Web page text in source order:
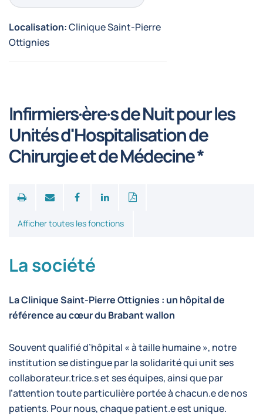
Localisation:Clinique Saint-Pierre
Ottignies
Infirmiers·ère·s de Nuit pour les
Unités d'Hospitalisation de
Chirurgie et de Médecine *
Print
Afficher toutes les fonctions
La société
La Clinique Saint-Pierre Ottignies : un hôpital de
référence au cœur du Brabant wallon
Souvent qualifié d’hôpital « à taille humaine », notre
institution se distingue par la solidarité qui unit ses
collaborateur.trice.s et ses équipes, ainsi que par
l’attention toute particulière portée à chacun.e de nos
patients. Pour nous, chaque patient.e est unique.